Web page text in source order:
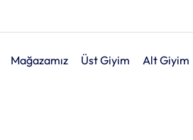
Mağazamız Üst Giyim Alt Giyim